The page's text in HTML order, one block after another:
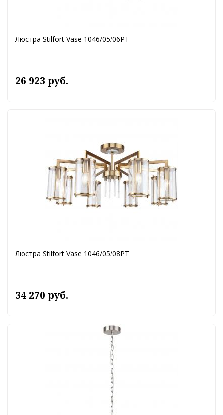
Люстра Stilfort Vase 1046/05/06PT
26 923 руб.
Люстра Stilfort Vase 1046/05/08PT
34 270 руб.